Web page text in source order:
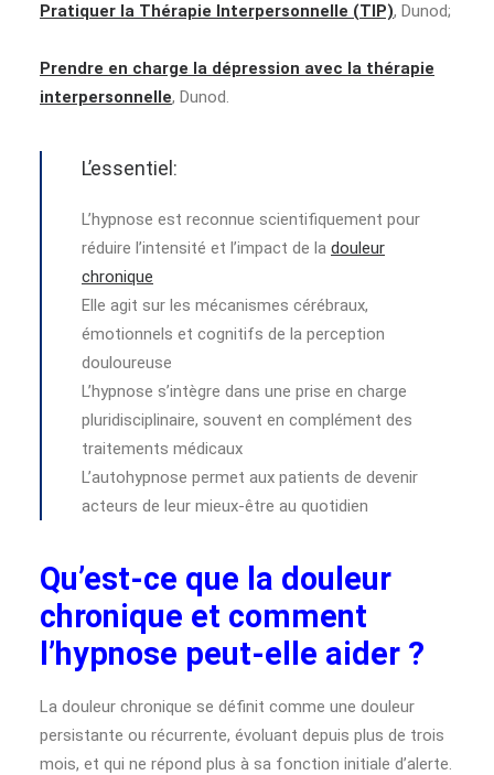
Pratiquer la Thérapie Interpersonnelle (TIP), Dunod;
Prendre en charge la dépression avec la thérapie
interpersonnelle, Dunod.
L’essentiel:
L’hypnose est reconnue scientifiquement pour
réduire l’intensité et l’impact de la douleur
chronique
Elle agit sur les mécanismes cérébraux,
émotionnels et cognitifs de la perception
douloureuse
L’hypnose s’intègre dans une prise en charge
pluridisciplinaire, souvent en complément des
traitements médicaux
L’autohypnose permet aux patients de devenir
acteurs de leur mieux-être au quotidien
Qu’est-ce que la douleur
chronique et comment
l’hypnose peut-elle aider ?
La douleur chronique se définit comme une douleur
persistante ou récurrente, évoluant depuis plus de trois
mois, et qui ne répond plus à sa fonction initiale d’alerte.